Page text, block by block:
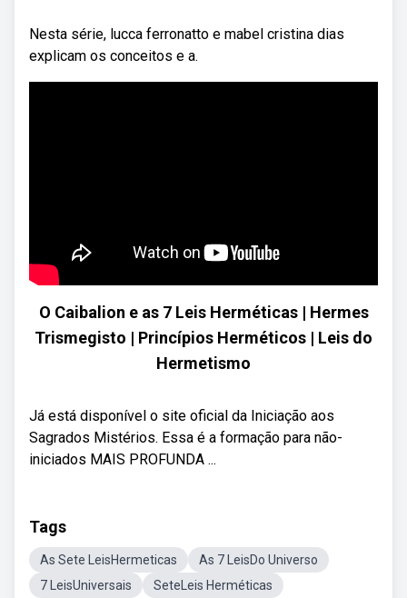
Nesta série, lucca ferronatto e mabel cristina dias
explicam os conceitos e a.
O Caibalion e as 7 Leis Herméticas | Hermes
Trismegisto | Princípios Herméticos | Leis do
Hermetismo
Já está disponível o site oficial da Iniciação aos
Sagrados Mistérios. Essa é a formação para não-
iniciados MAIS PROFUNDA ...
Tags
As Sete LeisHermeticas
As 7 LeisDo Universo
7 LeisUniversais
SeteLeis Herméticas